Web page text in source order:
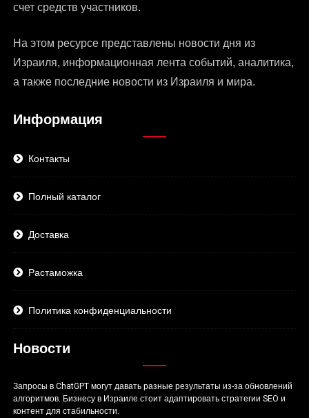
счет средств участников.
На этом ресурсе представлены новости дня из
Израиля, информационная лента событий, аналитика,
а также последние новости из Израиля и мира.
Информация
Контакты
Полный каталог
Доставка
Растаможка
Политика конфиденциальности
Новости
Запросы в ChatGPT могут давать разные результаты из-за обновлений
алгоритмов. Бизнесу в Израиле стоит адаптировать стратегии SEO и
контент для стабильности.